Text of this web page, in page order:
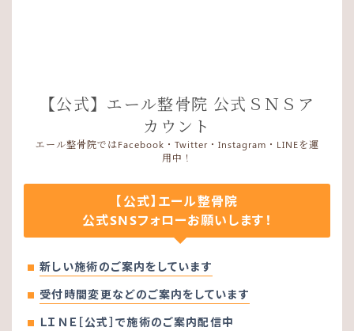
【公式】エール整骨院 公式ＳＮＳア
カウント
エール整骨院ではFacebook・Twitter・Instagram・LINEを運
用中！
【公式】エール整骨院
公式SNSフォローお願いします！
新しい施術のご案内をしています
受付時間変更などのご案内をしています
ＬＩＮＥ［公式］で施術のご案内配信中